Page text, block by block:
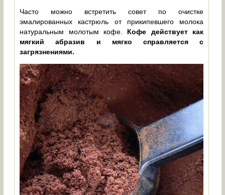
Часто можно встретить совет по очистке
эмалированных кастрюль от прикипевшего молока
натуральным молотым кофе. Кофе действует как
мягкий абразив и мягко справляется с
загрязнениями.